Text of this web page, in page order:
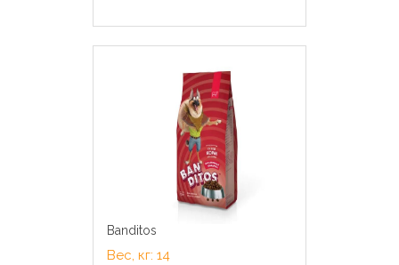
Banditos
Вес, кг: 14